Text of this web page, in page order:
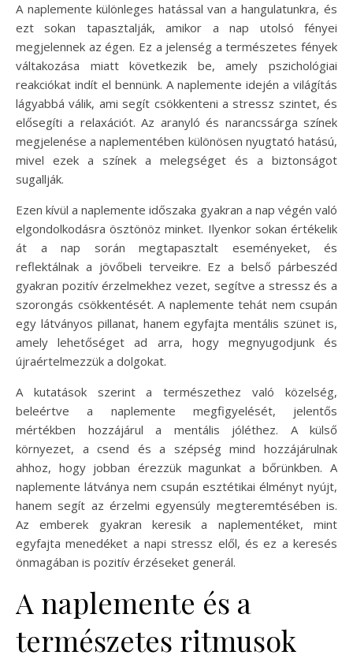
A naplemente különleges hatással van a hangulatunkra, és
ezt sokan tapasztalják, amikor a nap utolsó fényei
megjelennek az égen. Ez a jelenség a természetes fények
váltakozása miatt következik be, amely pszichológiai
reakciókat indít el bennünk. A naplemente idején a világítás
lágyabbá válik, ami segít csökkenteni a stressz szintet, és
elősegíti a relaxációt. Az aranyló és narancssárga színek
megjelenése a naplementében különösen nyugtató hatású,
mivel ezek a színek a melegséget és a biztonságot
sugallják.
Ezen kívül a naplemente időszaka gyakran a nap végén való
elgondolkodásra ösztönöz minket. Ilyenkor sokan értékelik
át a nap során megtapasztalt eseményeket, és
reflektálnak a jövőbeli terveikre. Ez a belső párbeszéd
gyakran pozitív érzelmekhez vezet, segítve a stressz és a
szorongás csökkentését. A naplemente tehát nem csupán
egy látványos pillanat, hanem egyfajta mentális szünet is,
amely lehetőséget ad arra, hogy megnyugodjunk és
újraértelmezzük a dolgokat.
A kutatások szerint a természethez való közelség,
beleértve a naplemente megfigyelését, jelentős
mértékben hozzájárul a mentális jóléthez. A külső
környezet, a csend és a szépség mind hozzájárulnak
ahhoz, hogy jobban érezzük magunkat a bőrünkben. A
naplemente látványa nem csupán esztétikai élményt nyújt,
hanem segít az érzelmi egyensúly megteremtésében is.
Az emberek gyakran keresik a naplementéket, mint
egyfajta menedéket a napi stressz elől, és ez a keresés
önmagában is pozitív érzéseket generál.
A naplemente és a
természetes ritmusok